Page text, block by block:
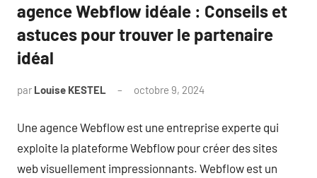
agence Webflow idéale : Conseils et
astuces pour trouver le partenaire
idéal
par Louise KESTEL octobre 9, 2024
Une agence Webflow est une entreprise experte qui
exploite la plateforme Webflow pour créer des sites
web visuellement impressionnants. Webflow est un